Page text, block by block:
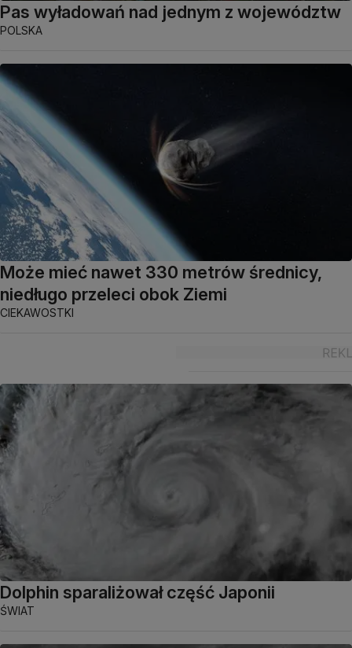
Pas wyładowań nad jednym z województw
POLSKA
Może mieć nawet 330 metrów średnicy,
niedługo przeleci obok Ziemi
CIEKAWOSTKI
Dolphin sparaliżował część Japonii
ŚWIAT